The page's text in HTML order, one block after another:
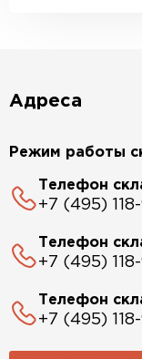
Адреса
Режим работы
Телефон
+7 (495)
Телефон
+7 (495)
Телефон
+7 (495)